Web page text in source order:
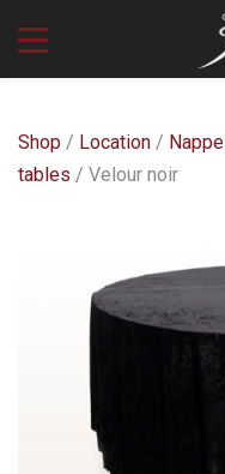
Shop / Location /
tables / Velour noir